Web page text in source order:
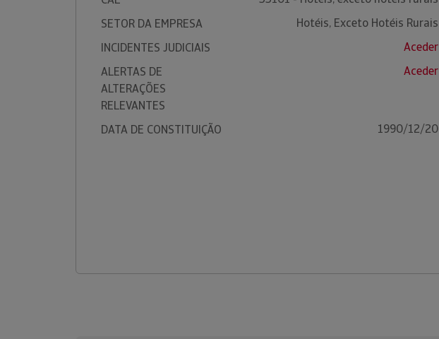
SETOR DA EMPRESA
Hotéis, Exceto Hotéis Rurais
INCIDENTES JUDICIAIS
Aceder
ALERTAS DE
ALTERAÇÕES
RELEVANTES
Aceder
DATA DE CONSTITUIÇÃO 1990/12/20